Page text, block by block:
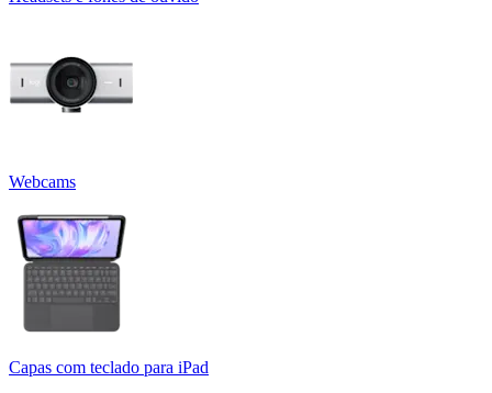
Webcams
Capas com teclado para iPad